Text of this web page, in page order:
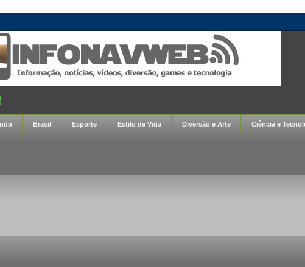
Brasil Esporte Estilo de Vida Diversão e Arte Ciência e